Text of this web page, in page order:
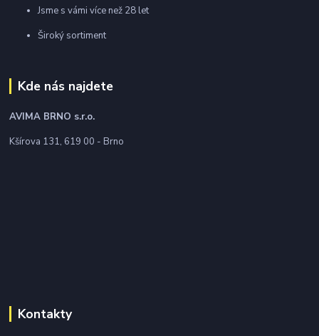
Jsme s vámi více než 28 let
Široký sortiment
Kde nás najdete
AVIMA BRNO s.r.o.
Kšírova 131, 619 00 - Brno
Kontakty